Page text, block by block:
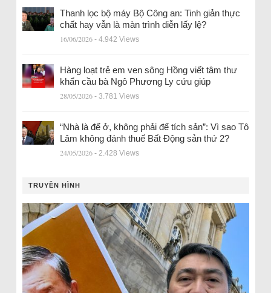
Thanh lọc bộ máy Bộ Công an: Tinh giản thực
chất hay vẫn là màn trình diễn lấy lệ?
16/06/2026 - 4.942 Views
Hàng loạt trẻ em ven sông Hồng viết tâm thư
khẩn cầu bà Ngô Phương Ly cứu giúp
28/05/2026 - 3.781 Views
“Nhà là để ở, không phải để tích sản”: Vì sao Tô
Lâm không đánh thuế Bất Động sản thứ 2?
24/05/2026 - 2.428 Views
TRUYỀN HÌNH